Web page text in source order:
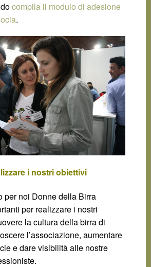
compila il modulo di adesione
.
i nostri obiettivi
per noi Donne della Birra
per realizzare i nostri
la cultura della birra di
l’associazione, aumentare
e dare visibilità alle nostre